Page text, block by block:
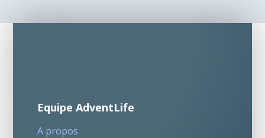
Equipe AdventLife
A propos